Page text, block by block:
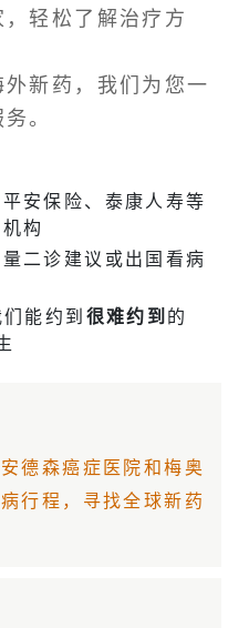
轻松了解治疗方
新药，我们为您一
。
安保险、泰康人寿等
构
二诊建议或出国看病
能约到很难约到 的
安德森癌症医院和梅奥
行程，寻找全球新药